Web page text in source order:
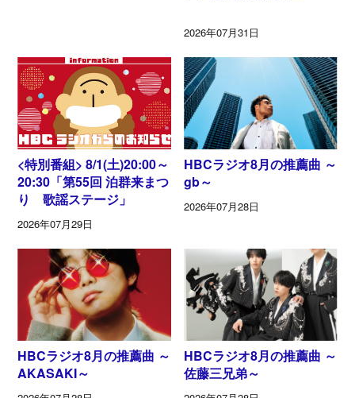
2026年07月31日
<特別番組> 8/1(土)20:00～
20:30「第55回 泊群来まつ
り 歌謡ステージ」
2026年07月29日
HBCラジオ8月の推薦曲 ～
gb～
2026年07月28日
HBCラジオ8月の推薦曲 ～
AKASAKI～
HBCラジオ8月の推薦曲 ～
佐藤三兄弟～